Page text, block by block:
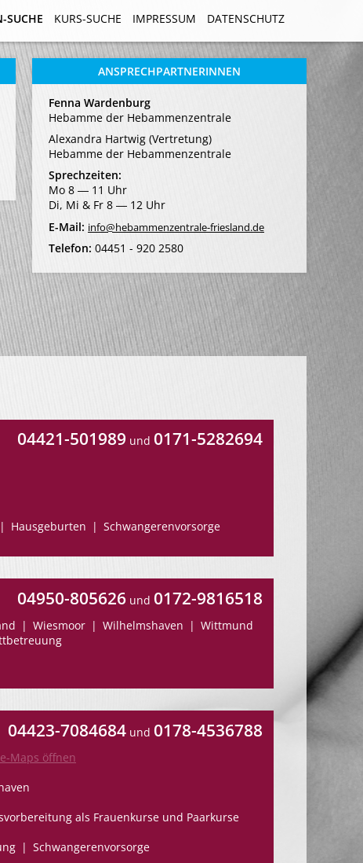
SUCHE KURS-SUCHE IMPRESSUM DATENSCHUTZ
SUCHE KURS-SUCHE IMPRESSUM DATENSCHUTZ
ANSPRECHPARTNERINNEN
Fenna Wardenburg
Hebamme der Hebammenzentrale
Alexandra Hartwig (Vertretung)
Hebamme der Hebammenzentrale
Sprechzeiten:
Mo 8 ― 11 Uhr
Di, Mi & Fr 8 ― 12 Uhr
E-Mail: info@hebammenzentrale-friesland.de
Telefon: 04451 - 920 2580
04421-501989 und 0171-5282694
Hausgeburten
Schwangerenvorsorge
04950-805626 und 0172-9816518
Wiesmoor Wilhelmshaven
Wittmund
04423-7084684 und 0178-4536788
Maps öffnen
als Frauenkurse und Paarkurse
Schwangerenvorsorge